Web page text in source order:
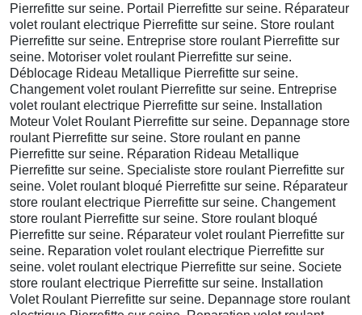
Pierrefitte sur seine. Portail Pierrefitte sur seine. Réparateur
volet roulant electrique Pierrefitte sur seine. Store roulant
Pierrefitte sur seine. Entreprise store roulant Pierrefitte sur
seine. Motoriser volet roulant Pierrefitte sur seine.
Déblocage Rideau Metallique Pierrefitte sur seine.
Changement volet roulant Pierrefitte sur seine. Entreprise
volet roulant electrique Pierrefitte sur seine. Installation
Moteur Volet Roulant Pierrefitte sur seine. Depannage store
roulant Pierrefitte sur seine. Store roulant en panne
Pierrefitte sur seine. Réparation Rideau Metallique
Pierrefitte sur seine. Specialiste store roulant Pierrefitte sur
seine. Volet roulant bloqué Pierrefitte sur seine. Réparateur
store roulant electrique Pierrefitte sur seine. Changement
store roulant Pierrefitte sur seine. Store roulant bloqué
Pierrefitte sur seine. Réparateur volet roulant Pierrefitte sur
seine. Reparation volet roulant electrique Pierrefitte sur
seine. volet roulant electrique Pierrefitte sur seine. Societe
store roulant electrique Pierrefitte sur seine. Installation
Volet Roulant Pierrefitte sur seine. Depannage store roulant